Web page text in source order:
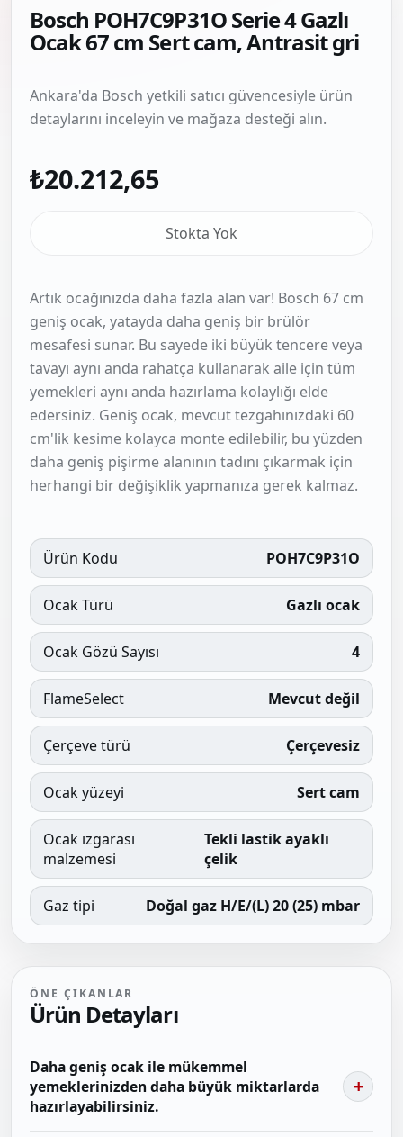
Bosch POH7C9P31O Serie 4 Gazlı
Ocak 67 cm Sert cam, Antrasit gri
Ankara'da Bosch yetkili satıcı güvencesiyle ürün
detaylarını inceleyin ve mağaza desteği alın.
₺20.212,65
Stokta Yok
Artık ocağınızda daha fazla alan var! Bosch 67 cm
geniş ocak, yatayda daha geniş bir brülör
mesafesi sunar. Bu sayede iki büyük tencere veya
tavayı aynı anda rahatça kullanarak aile için tüm
yemekleri aynı anda hazırlama kolaylığı elde
edersiniz. Geniş ocak, mevcut tezgahınızdaki 60
cm'lik kesime kolayca monte edilebilir, bu yüzden
daha geniş pişirme alanının tadını çıkarmak için
herhangi bir değişiklik yapmanıza gerek kalmaz.
Ürün Kodu POH7C9P31O
Ocak Türü Gazlı ocak
Ocak Gözü Sayısı 4
FlameSelect Mevcut değil
Çerçeve türü Çerçevesiz
Ocak yüzeyi Sert cam
Ocak ızgarası
malzemesi
Tekli lastik ayaklı
çelik
Gaz tipi Doğal gaz H/E/(L) 20 (25) mbar
ÖNE ÇIKANLAR
Ürün Detayları
Daha geniş ocak ile mükemmel
yemeklerinizden daha büyük miktarlarda
hazırlayabilirsiniz.